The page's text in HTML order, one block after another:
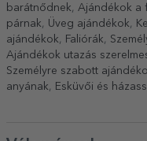
barátnődnek, Ajándékok a
párnak, Üveg ajándékok,
ajándékok, Faliórák,
Ajándékok utazás
Személyre szabott
anyának, Esküvői és